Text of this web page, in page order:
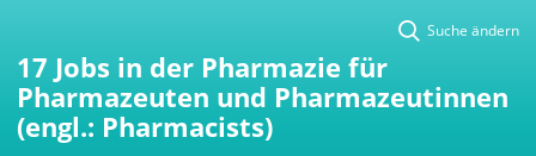
Suche ändern
17 Jobs in der Pharmazie für
Pharmazeuten und Pharmazeutinnen
(engl.: Pharmacists)